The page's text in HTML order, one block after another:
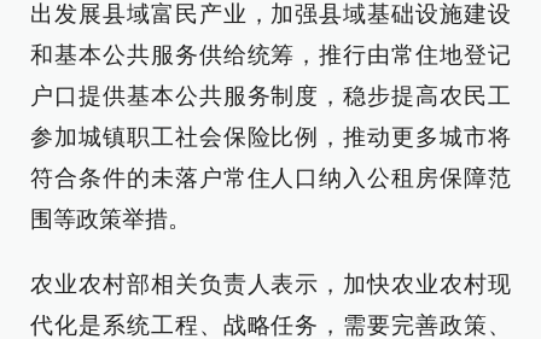
出发展县域富民产业，加强县域基础设施建设
和基本公共服务供给统筹，推行由常住地登记
户口提供基本公共服务制度，稳步提高农民工
参加城镇职工社会保险比例，推动更多城市将
符合条件的未落户常住人口纳入公租房保障范
围等政策举措。
农业农村部相关负责人表示，加快农业农村现
代化是系统工程、战略任务，需要完善政策、